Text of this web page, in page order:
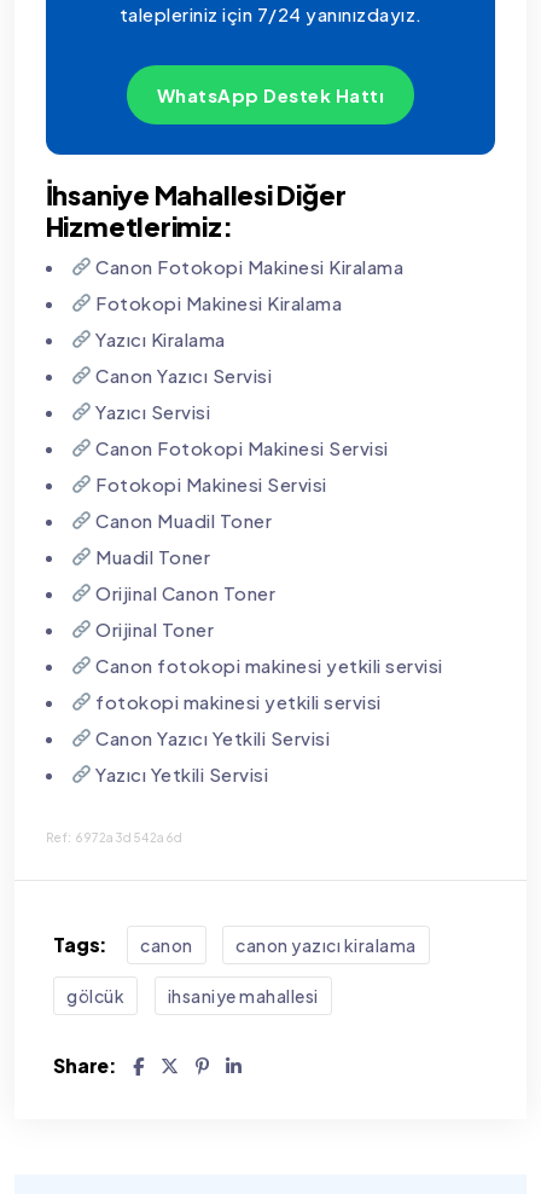
talepleriniz için 7/24 yanınızdayız.
WhatsApp Destek Hattı
İhsaniye Mahallesi Diğer
Hizmetlerimiz:
Canon Fotokopi Makinesi Kiralama
Fotokopi Makinesi Kiralama
Yazıcı Kiralama
Canon Yazıcı Servisi
Yazıcı Servisi
Canon Fotokopi Makinesi Servisi
Fotokopi Makinesi Servisi
Canon Muadil Toner
Muadil Toner
Orijinal Canon Toner
Orijinal Toner
Canon fotokopi makinesi yetkili servisi
fotokopi makinesi yetkili servisi
Canon Yazıcı Yetkili Servisi
Yazıcı Yetkili Servisi
Ref: 6972a3d542a6d
Tags: canon canon yazıcı kiralama
gölcük i̇hsaniye mahallesi
Share: